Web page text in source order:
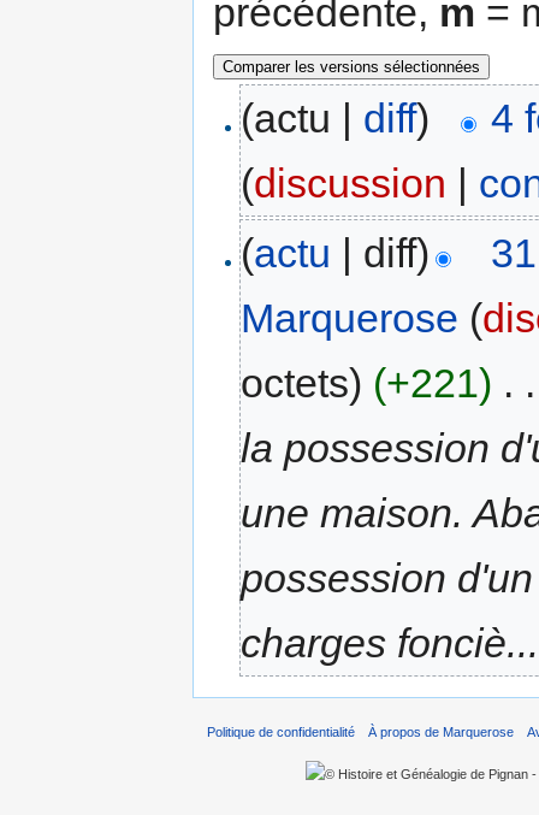
précédente, m =
(actu | diff)
4
(discussion |
(actu | diff)
Marquerose (
octets) (+221) . .
la possession
une maison.
possession
charges
Politique de confidentialité À propos de Marquerose